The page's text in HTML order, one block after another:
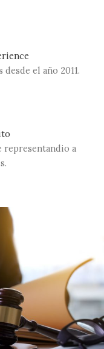
el año 2011.
representandio a